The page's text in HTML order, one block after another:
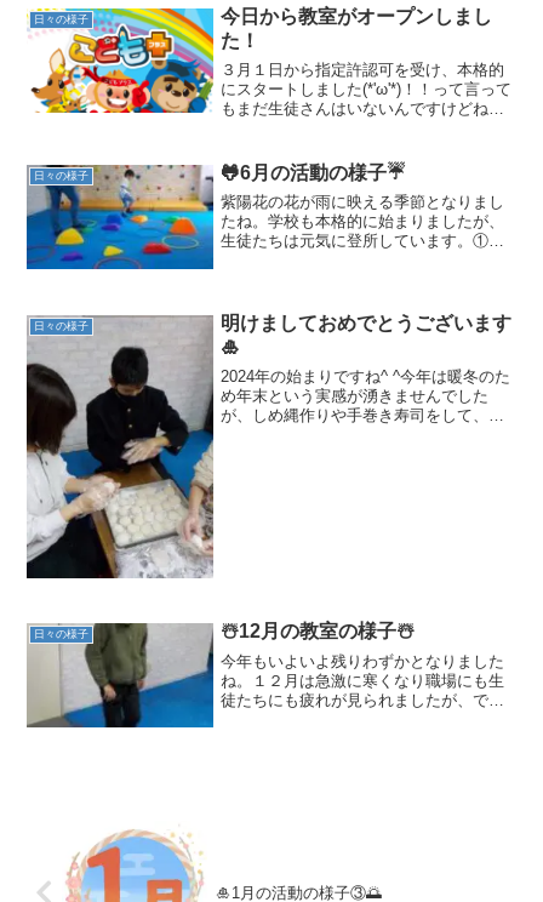
日々の様子
今日から教室がオープンしまし
た！
３月１日から指定許認可を受け、本格的
にスタートしました(*'ω'*)！！って言って
もまだ生徒さんはいないんですけどね
ただくような形になります。どうぞ宜し
くお願い...
日々の様子 🐸6月の活動の様子☔️
紫陽花の花が雨に映える季節となりまし
たね。学校も本格的に始まりましたが、
生徒たちは元気に登所しています。①運
た✨ 踏み台エク...
日々の様子
明けましておめでとうございます
🎍
2024年の始まりですね^ ^今年は暖冬のた
め年末という実感が湧きませんでした
が、しめ縄作りや手巻き寿司をして、正
日々の様子 ☃️12月の教室の様子☃️
今年もいよいよ残りわずかとなりました
ね。１２月は急激に寒くなり職場にも生
徒たちにも疲れが見られましたが、でき
🎍1月の活動の様子③🌅